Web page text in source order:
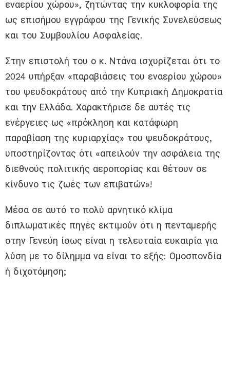
εναερίου χώρου», ζητώντας την κυκλοφορία της
ως επισήμου εγγράφου της Γενικής Συνελεύσεως
και του Συμβουλίου Ασφαλείας.
Στην επιστολή του ο κ. Ντάνα ισχυρίζεται ότι το
2024 υπήρξαν «παραβιάσεις του εναερίου χώρου»
του ψευδοκράτους από την Κυπριακή Δημοκρατία
και την Ελλάδα. Χαρακτήρισε δε αυτές τις
ενέργειες ως «πρόκληση και κατάφωρη
παραβίαση της κυριαρχίας» του ψευδοκράτους,
υποστηρίζοντας ότι «απειλούν την ασφάλεια της
διεθνούς πολιτικής αεροπορίας και θέτουν σε
κίνδυνο τις ζωές των επιβατών»!
Μέσα σε αυτό το πολύ αρνητικό κλίμα
διπλωματικές πηγές εκτιμούν ότι η πενταμερής
στην Γενεύη ίσως είναι η τελευταία ευκαιρία για
λύση με το δίλημμα να είναι το εξής: Ομοσπονδία
ή διχοτόμηση;